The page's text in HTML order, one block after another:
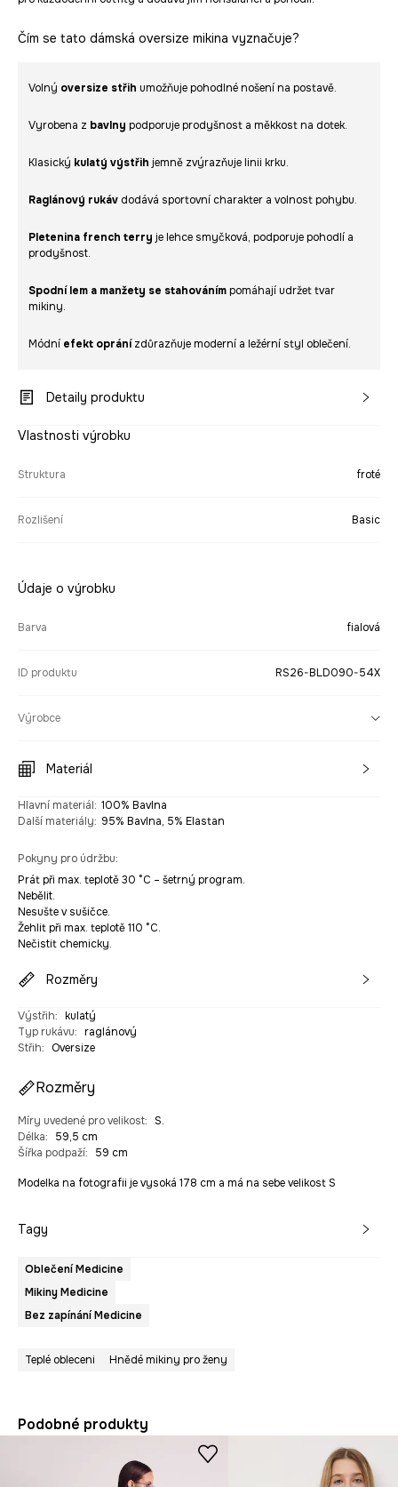
Čím se tato dámská oversize mikina vyznačuje?
Volný oversize střih umožňuje pohodlné nošení na postavě.
Vyrobena z bavlny podporuje prodyšnost a měkkost na dotek.
Klasický kulatý výstřih jemně zvýrazňuje linii krku.
Raglánový rukáv dodává sportovní charakter a volnost pohybu.
Pletenina french terry je lehce smyčková, podporuje pohodlí a
prodyšnost.
Spodní lem a manžety se stahováním pomáhají udržet tvar
mikiny.
Módní efekt opránízdůrazňuje moderní a ležérní styl oblečení.
Detaily produktu
Vlastnosti výrobku
Struktura froté
Rozlišení Basic
Údaje o výrobku
Barva fialová
ID produktu RS26-BLD090-54X
Výrobce
Materiál
Hlavní materiál: 100% Bavlna
Další materiály: 95% Bavlna, 5% Elastan
Pokyny pro údržbu:
Prát při max. teplotě 30 °C – šetrný program.
Nebělit.
Nesušte v sušičce.
Žehlit při max. teplotě 110 °C.
Nečistit chemicky.
Rozměry
Výstřih: kulatý
Typ rukávu: raglánový
Střih: Oversize
Rozměry
Míry uvedené pro velikost: S.
Délka:
59,5 cm
Šířka podpaží: 59 cm
Modelka na fotografii je vysoká 178 cm a má na sebe velikost S
Tagy
Oblečení Medicine
Mikiny Medicine
Bez zapínání Medicine
Teplé obleceni Hnědé mikiny pro ženy
Podobné produkty